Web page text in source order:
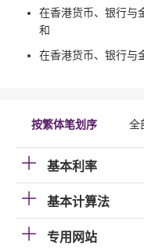
在香港货币、银行与
和
在香港货币、银行与
按繁体笔划序 全
基本利率
基本计算法
专用网站